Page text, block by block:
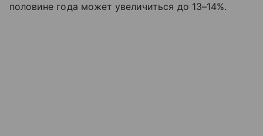
половине года может увеличиться до 13–14%.